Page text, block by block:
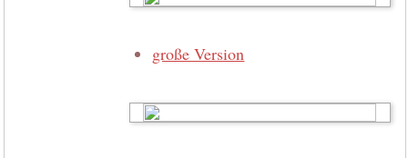
große Version